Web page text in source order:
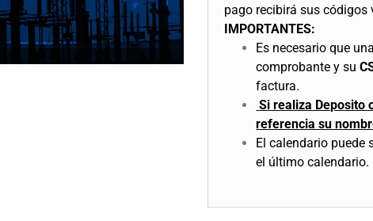
pago recibirá sus códigos
IMPORTANTES:
Es necesario que
comprobante y su
factura.
Si realiza Deposito
referencia su
El calendario puede
el último calendario.